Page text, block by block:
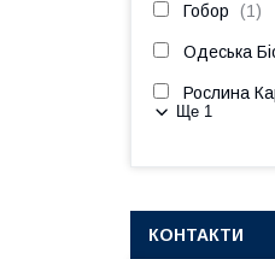
Гобор 1
Одеська
Рослина
Ще 1
КОНТАКТИ